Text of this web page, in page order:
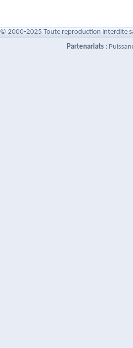
© 2000-2025 Toute reproduction interdite
Partenariats :